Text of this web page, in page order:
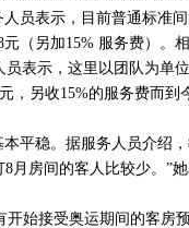
员表示，目前普通标准
（另加15% 服务费）。
表示，这里以团队为单
，另收15%的服务费而到
平稳。据服务人员介绍，
月房间的客人比较少。”
始接受奥运期间的客房